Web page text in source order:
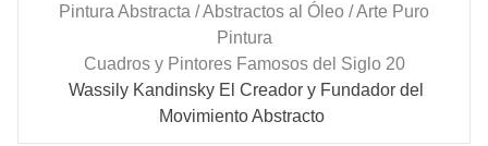
Pintura Abstracta / Abstractos al Óleo / Arte Puro
Pintura
Cuadros y Pintores Famosos del Siglo 20
Wassily Kandinsky El Creador y Fundador del
Movimiento Abstracto